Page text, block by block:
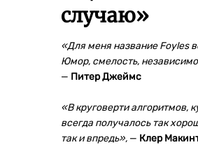
случаю»
«Для меня название Foyles
Юмор, смелость,
— Питер Джеймс
«В круговерти алгоритмов,
всегда получалось так
так и впредь», — Клер